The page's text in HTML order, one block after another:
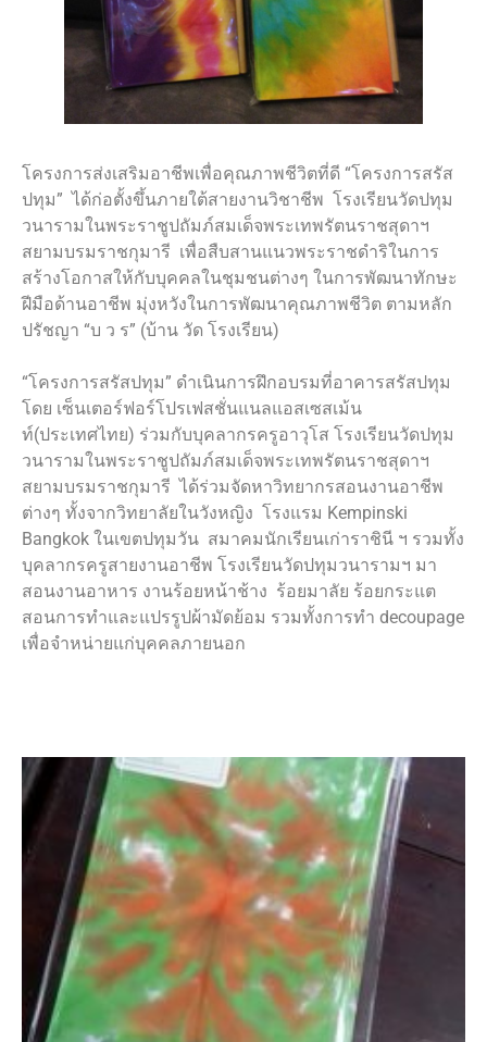
โครงการส่งเสริมอาชีพเพื่อคุณภาพชีวิตที่ดี “โครงการสรัส
ปทุม” ได้ก่อตั้งขึ้นภายใต้สายงานวิชาชีพ โรงเรียนวัดปทุม
วนารามในพระราชูปถัมภ์สมเด็จพระเทพรัตนราชสุดาฯ
สยามบรมราชกุมารี เพื่อสืบสานแนวพระราชดำริในการ
สร้างโอกาสให้กับบุคคลในชุมชนต่างๆ ในการพัฒนาทักษะ
ฝีมือด้านอาชีพ มุ่งหวังในการพัฒนาคุณภาพชีวิต ตามหลัก
ปรัชญา “บ ว ร” (บ้าน วัด โรงเรียน)
“โครงการสรัสปทุม” ดำเนินการฝึกอบรมที่อาคารสรัสปทุม
โดย เซ็นเตอร์ฟอร์โปรเฟสชั่นแนลแอสเซสเม้น
ท์(ประเทศไทย) ร่วมกับบุคลากรครูอาวุโส โรงเรียนวัดปทุม
วนารามในพระราชูปถัมภ์สมเด็จพระเทพรัตนราชสุดาฯ
สยามบรมราชกุมารี ได้ร่วมจัดหาวิทยากรสอนงานอาชีพ
ต่างๆ ทั้งจากวิทยาลัยในวังหญิง โรงแรม Kempinski
Bangkok ในเขตปทุมวัน สมาคมนักเรียนเก่าราชินี ฯ รวมทั้ง
บุคลากรครูสายงานอาชีพ โรงเรียนวัดปทุมวนารามฯ มา
สอนงานอาหาร งานร้อยหน้าช้าง ร้อยมาลัย ร้อยกระแต
สอนการทำและแปรรูปผ้ามัดย้อม รวมทั้งการทำ decoupage
เพื่อจำหน่ายแก่บุคคลภายนอก